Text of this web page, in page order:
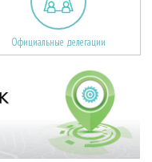
Официальные делегации